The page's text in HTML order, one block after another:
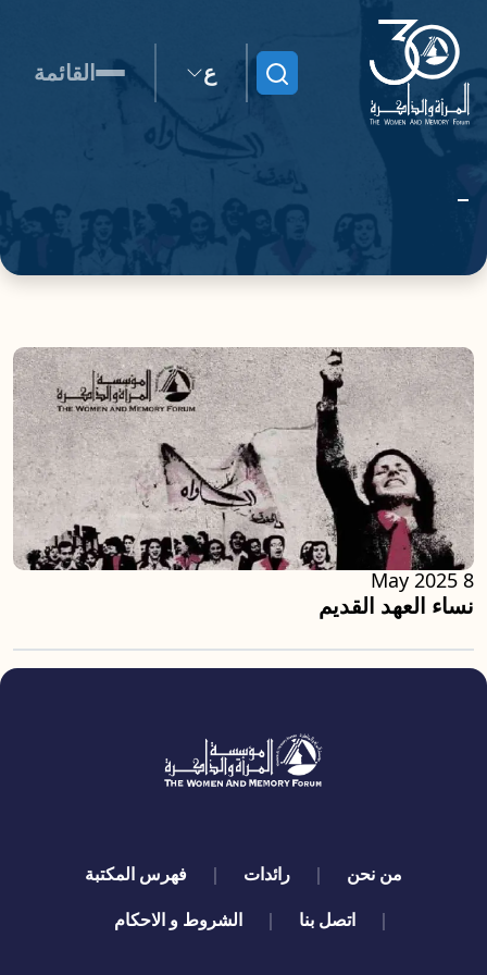
ابحث ع القائمة
نساء العهد القديم
8 May 2025
quick links
من نحن رائدات
فهرس المكتبة
اتصل بنا
الشروط و الاحكام